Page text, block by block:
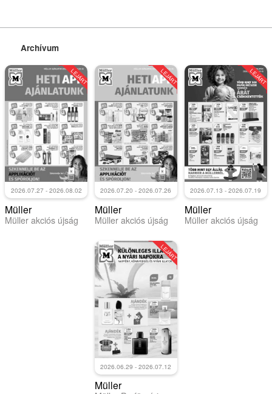
Archívum
LEJÁRT
2026.07.27 - 2026.08.02
Müller
Müller akciós újság
LEJÁRT
2026.07.20 - 2026.07.26
Müller
Müller akciós újság
LEJÁRT
2026.07.13 - 2026.07.19
Müller
Müller akciós újság
LEJÁRT
2026.06.29 - 2026.07.12
Müller